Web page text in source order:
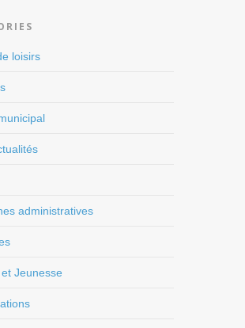
loisirs
administratives
Jeunesse